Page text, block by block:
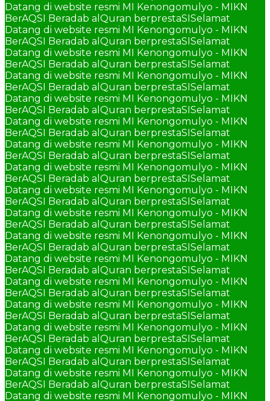
Datang di website resmi MI Kenongomulyo - MIKN
BerAQSI Beradab alQuran berprestaSISelamat
Datang di website resmi MI Kenongomulyo - MIKN
BerAQSI Beradab alQuran berprestaSISelamat
Datang di website resmi MI Kenongomulyo - MIKN
BerAQSI Beradab alQuran berprestaSISelamat
Datang di website resmi MI Kenongomulyo - MIKN
BerAQSI Beradab alQuran berprestaSISelamat
Datang di website resmi MI Kenongomulyo - MIKN
BerAQSI Beradab alQuran berprestaSISelamat
Datang di website resmi MI Kenongomulyo - MIKN
BerAQSI Beradab alQuran berprestaSISelamat
Datang di website resmi MI Kenongomulyo - MIKN
BerAQSI Beradab alQuran berprestaSISelamat
Datang di website resmi MI Kenongomulyo - MIKN
BerAQSI Beradab alQuran berprestaSISelamat
Datang di website resmi MI Kenongomulyo - MIKN
BerAQSI Beradab alQuran berprestaSISelamat
Datang di website resmi MI Kenongomulyo - MIKN
BerAQSI Beradab alQuran berprestaSISelamat
Datang di website resmi MI Kenongomulyo - MIKN
BerAQSI Beradab alQuran berprestaSISelamat
Datang di website resmi MI Kenongomulyo - MIKN
BerAQSI Beradab alQuran berprestaSISelamat
Datang di website resmi MI Kenongomulyo - MIKN
BerAQSI Beradab alQuran berprestaSISelamat
Datang di website resmi MI Kenongomulyo - MIKN
BerAQSI Beradab alQuran berprestaSISelamat
Datang di website resmi MI Kenongomulyo - MIKN
BerAQSI Beradab alQuran berprestaSISelamat
Datang di website resmi MI Kenongomulyo - MIKN
BerAQSI Beradab alQuran berprestaSISelamat
Datang di website resmi MI Kenongomulyo - MIKN
BerAQSI Beradab alQuran berprestaSISelamat
Datang di website resmi MI Kenongomulyo - MIKN